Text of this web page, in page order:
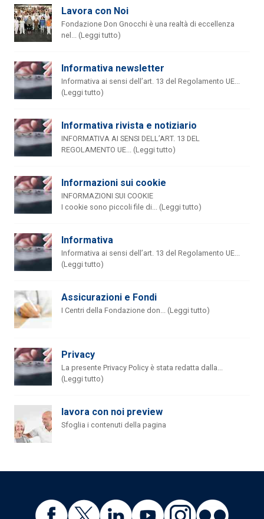
Lavora con Noi
Fondazione Don Gnocchi è una realtà di eccellenza
nel... (Leggi tutto)
Informativa newsletter
Informativa ai sensi dell’art. 13 del Regolamento UE...
(Leggi tutto)
Informativa rivista e notiziario
INFORMATIVA AI SENSI DELL’ART. 13 DEL
REGOLAMENTO UE... (Leggi tutto)
Informazioni sui cookie
INFORMAZIONI SUI COOKIE
I cookie sono piccoli file di... (Leggi tutto)
Informativa
Informativa ai sensi dell’art. 13 del Regolamento UE...
(Leggi tutto)
Assicurazioni e Fondi
I Centri della Fondazione don... (Leggi tutto)
Privacy
La presente Privacy Policy è stata redatta dalla...
(Leggi tutto)
lavora con noi preview
Sfoglia i contenuti della pagina